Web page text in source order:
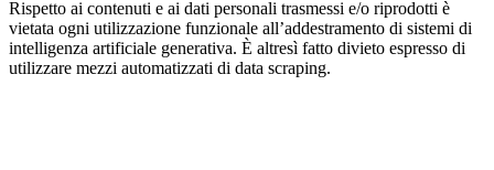
Rispetto ai contenuti e ai dati personali trasmessi e/o riprodotti è
vietata ogni utilizzazione funzionale all’addestramento di sistemi di
intelligenza artificiale generativa. È altresì fatto divieto espresso di
utilizzare mezzi automatizzati di data scraping.